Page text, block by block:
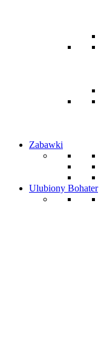
Zabawki
Ulubiony Bohater